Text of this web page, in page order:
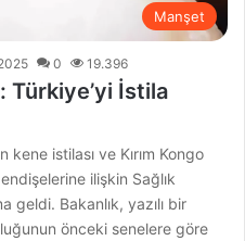
Manşet
0 19.396
Türkiye’yi İstila
istilası ve Kırım Kongo
ilişkin Sağlık
geldi. Bakanlık, yazılı bir
önceki senelere göre